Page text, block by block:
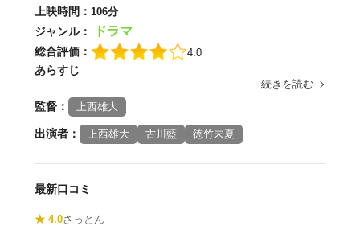
上映時間： 106分
ジャンル： ドラマ
総合評価： 4.0
あらすじ
続きを読む
監督： 上西雄大
出演者： 上西雄大 古川藍 徳竹未夏
最新口コミ
★ 4.0さっとん